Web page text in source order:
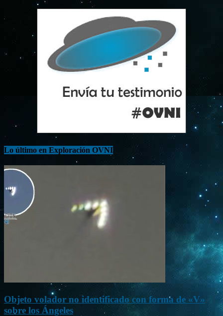
Lo último en Exploración OVNI
Objeto volador no identificado con forma de «V»
sobre los Ángeles